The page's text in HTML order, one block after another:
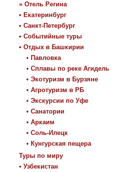
» Отель Регина
• Екатеринбург
• Санкт-Петербург
• Событийные туры
• Отдых в Башкирии
• Павловка
• Сплавы по реке Агидель
• Экотуризм в Бурзяне
• Агротуризм в РБ
• Экскурсии по Уфе
• Санатории
• Аркаим
• Соль-Илецк
• Кунгурская пещера
Туры по миру
• Узбекистан